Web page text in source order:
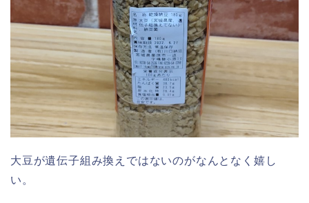
大豆が遺伝子組み換えではないのがなんとなく嬉し
い。